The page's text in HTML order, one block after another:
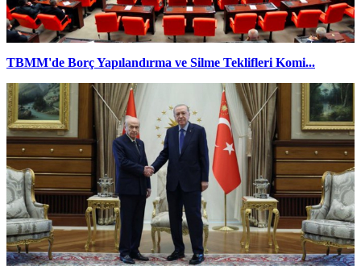
TBMM'de Borç Yapılandırma ve Silme Teklifleri Komi...